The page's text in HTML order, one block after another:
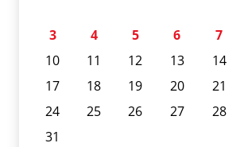
3
4 5 6 7
10
11 12 13 14
17
18 19 20 21
24
25 26 27 28
31